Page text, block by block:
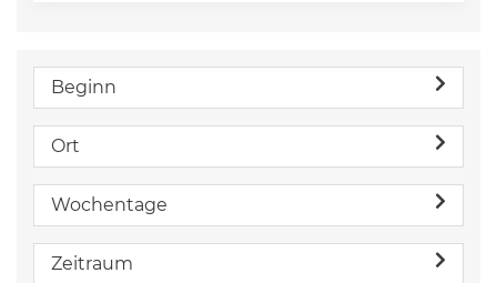
Beginn
Ort
Wochentage
Zeitraum